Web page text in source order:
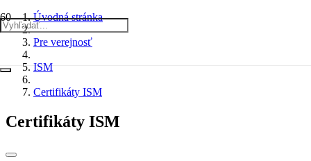
Úvodná stránka
Pre verejnosť
ISM
Certifikáty ISM
Certifikáty ISM